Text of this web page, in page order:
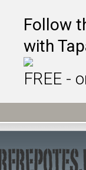
Follow
with
FREE -